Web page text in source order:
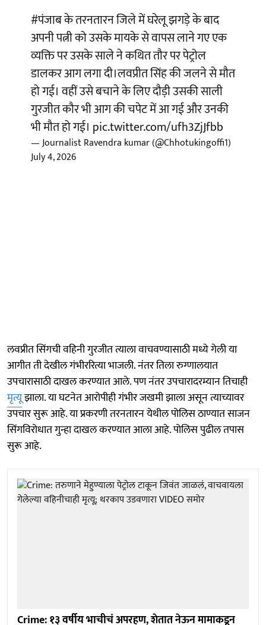
#पंजाबके तरनतारन जिले में घरेलू झगड़े के बाद
अपनी पत्नी को उसके मायके से वापस लाने गए एक
व्यक्ति पर उसके साले ने कथित तौर पर पेट्रोल
डालकर आग लगा दी।लवप्रीत सिंह की जलने से मौत
हो गई। वहीं उसे बचाने के लिए दौड़ी उसकी साली
गुरजीत कौर भी आग की चपेट में आ गई और उनकी
भी मौत हो गई। pic.twitter.com/ufh3ZjJfbb
— Journalist Ravendra kumar (@Chhotukingoffi1)
July 4, 2026
लवप्रीत सिंगची वहिनी गुरजीत त्याला वाचवण्यासाठी मध्ये गेली या
आगीत ती देखील गंभीररित्या भाजली. नंतर तिला रुग्णालयात
उपचारासाठी दाखल करण्यात आले. पण नंतर उपचारादरम्यान तिचाही
मृत्यूझाला. या घटनेत आरोपीही गंभीर जखमी झाला असून त्याच्यावर
उपचार सुरू आहे. या प्रकरणी तरनतारन येथील पोलिस ठाण्यात साजन
सिंगविरोधात गुन्हा दाखल करण्यात आला आहे. पोलिस पुढील तपास
सुरू आहे.
Crime: १३ वर्षीय भाचीचं अपरहण, शेतात नेऊन मामाकडून